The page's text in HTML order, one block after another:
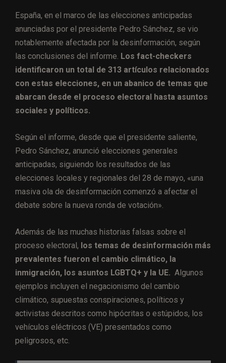
España, en el marco de las elecciones anticipadas
anunciadas por el presidente Pedro Sánchez, se vio
notablemente afectada por la desinformación, según
las conclusiones del informe. Los fact-checkers
identificaron un total de 313 artículos relacionados
con estas elecciones, en un abanico de temas que
abarcan desde el proceso electoral hasta asuntos
sociales y políticos.
Según el informe, desde que el presidente saliente,
Pedro Sánchez, anunció elecciones generales
anticipadas, siguiendo los resultados de las
elecciones locales y regionales del 28 de mayo, «una
masiva ola de desinformación comenzó a afectar el
debate sobre la nueva ronda de votación».
Además de las muchas historias falsas sobre el
proceso electoral, los temas de desinformación más
prevalentes fueron el cambio climático, la
inmigración, los asuntos LGBTQ+ y la UE. Algunos
ejemplos incluyen el negacionismo del cambio
climático, supuestas conspiraciones, políticos y
activistas descritos como hipócritas o estúpidos, los
vehículos eléctricos (VE) presentados como
peligrosos, etc.